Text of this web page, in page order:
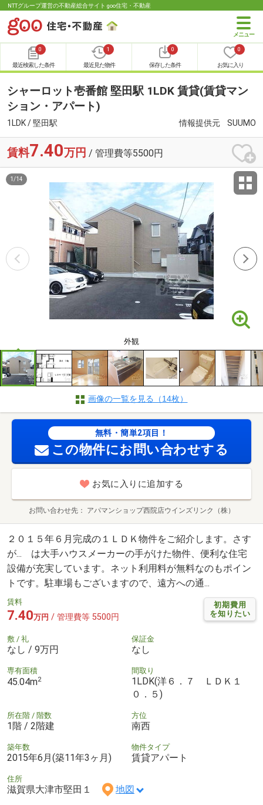
NTTグループ運営の不動産総合サイト goo住宅・不動産
0
最近検索した条件
1
最近見た物件
0
保存した条件
0
お気に入り
シャーロット壱番館 堅田駅 1LDK 賃貸(賃貸マン
ション・アパート)
1LDK / 堅田駅 情報提供元 SUUMO
賃料7.40万円 / 管理費等5500円
外観
1 /14
画像の一覧を見る（14枚）
無料・簡単2項目！
この物件にお問い合わせする
お気に入りに追加する
お問い合わせ先 アパマンショップ西院店ウインズリンク（株）
２０１５年６月完成の１ＬＤＫ物件をご紹介します。さす
が... は大手ハウスメーカーの手がけた物件、便利な住宅
設備が充実しています。ネット利用料が無料なのもポイン
トです。駐車場もございますので、遠方への通...
初期費用
を知りたい
賃料
7.40万円 / 管理費等 5500円
敷 / 礼
なし / 9万円
保証金
なし
専有面積
45.04m2
間取り
1LDK(洋６．７ ＬＤＫ１
０．５)
所在階 / 階数
1階 / 2階建
方位
南西
築年数
2015年6月(築11年3ヶ月)
物件タイプ
賃貸アパート
住所
滋賀県大津市堅田１ 地図